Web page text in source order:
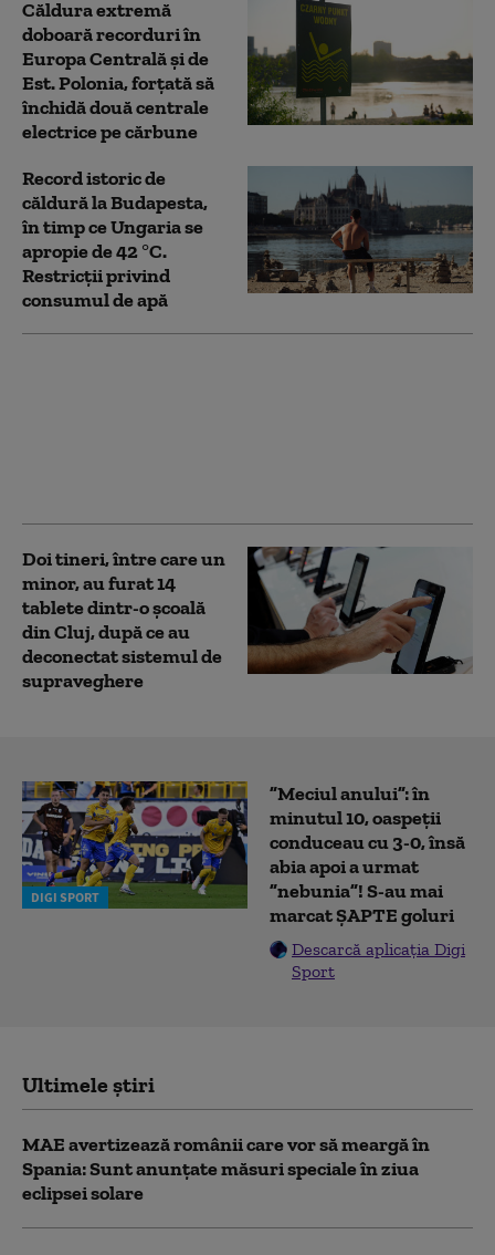
Căldura extremă
doboară recorduri în
Europa Centrală și de
Est. Polonia, forțată să
închidă două centrale
electrice pe cărbune
Record istoric de
căldură la Budapesta,
în timp ce Ungaria se
apropie de 42 °C.
Restricții privind
consumul de apă
Doi tineri, între care un
minor, au furat 14
tablete dintr-o şcoală
din Cluj, după ce au
deconectat sistemul de
supraveghere
DIGI SPORT
”Meciul anului”: în
minutul 10, oaspeții
conduceau cu 3-0, însă
abia apoi a urmat
”nebunia”! S-au mai
marcat ȘAPTE goluri
Descarcă aplicația Digi
Sport
Ultimele știri
MAE avertizează românii care vor să meargă în
Spania: Sunt anunțate măsuri speciale în ziua
eclipsei solare